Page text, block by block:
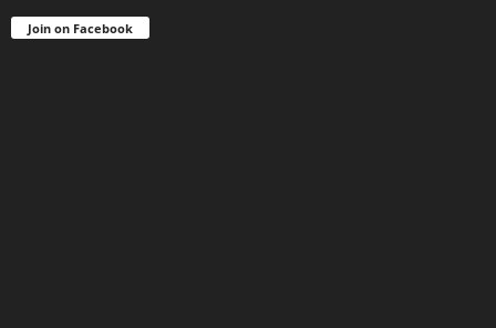
Join on Facebook